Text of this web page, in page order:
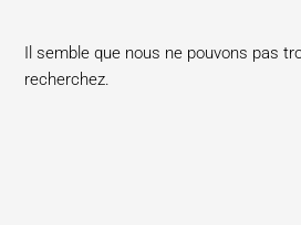
Il semble que nous ne pouvons pas
recherchez.